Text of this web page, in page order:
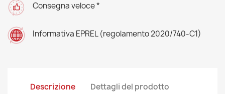
Consegna veloce *
Informativa EPREL (regolamento 2020/740-C1)
Descrizione Dettagli del prodotto